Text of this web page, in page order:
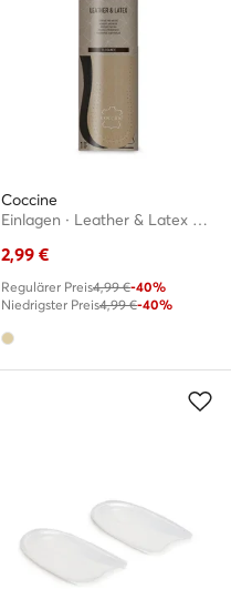
Coccine
Einlagen · Leather & Latex 665/52/AZ r.35/36
2,99 €
Regulärer Preis4,99 €-40%
Niedrigster Preis4,99 €-40%